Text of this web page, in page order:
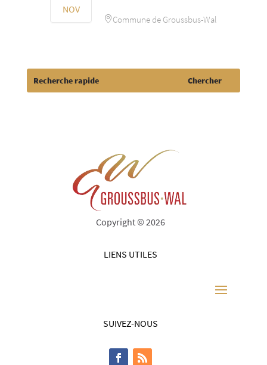
NOV
Commune de Groussbus-Wal
Copyright © 2026
LIENS UTILES
SUIVEZ-NOUS